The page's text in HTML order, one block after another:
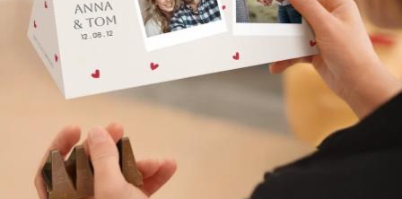
+49 39292 929695
Montag - Freitag : 8:30 - 17:00 Uhr
Samstag - Sonntag : 8:30 - 13:00 Uhr